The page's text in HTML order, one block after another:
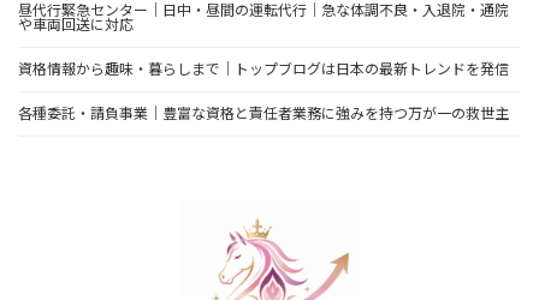
昼代行緊急センター｜日中・昼間の運転代行｜急な体調不良・入退院・通院
や車両回送に対応
資格情報から趣味・暮らしまで｜トップブログは日本の最新トレンドを発信
各種委託・請負事業｜豊富な資格と責任者業務に強みを持つ万が一の救世主